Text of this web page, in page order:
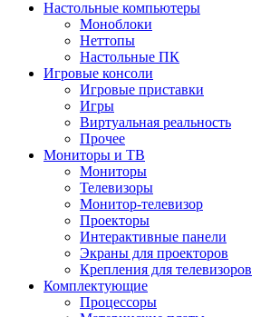
Настольные компьютеры
Моноблоки
Неттопы
Настольные ПК
Игровые консоли
Игровые приставки
Игры
Виртуальная реальность
Прочее
Мониторы и ТВ
Мониторы
Телевизоры
Монитор-телевизор
Проекторы
Интерактивные панели
Экраны для проекторов
Крепления для телевизоров
Комплектующие
Процессоры